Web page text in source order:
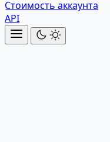
Стоимость аккаунта
API